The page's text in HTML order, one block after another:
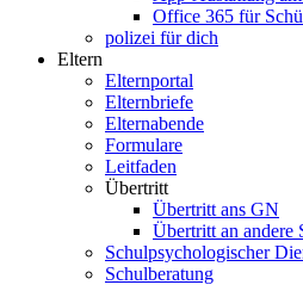
Office 365 für
polizei für dich
Eltern
Elternportal
Elternbriefe
Elternabende
Formulare
Leitfaden
Übertritt
Übertritt ans GN
Übertritt an andere
Schulpsychologischer
Schulberatung